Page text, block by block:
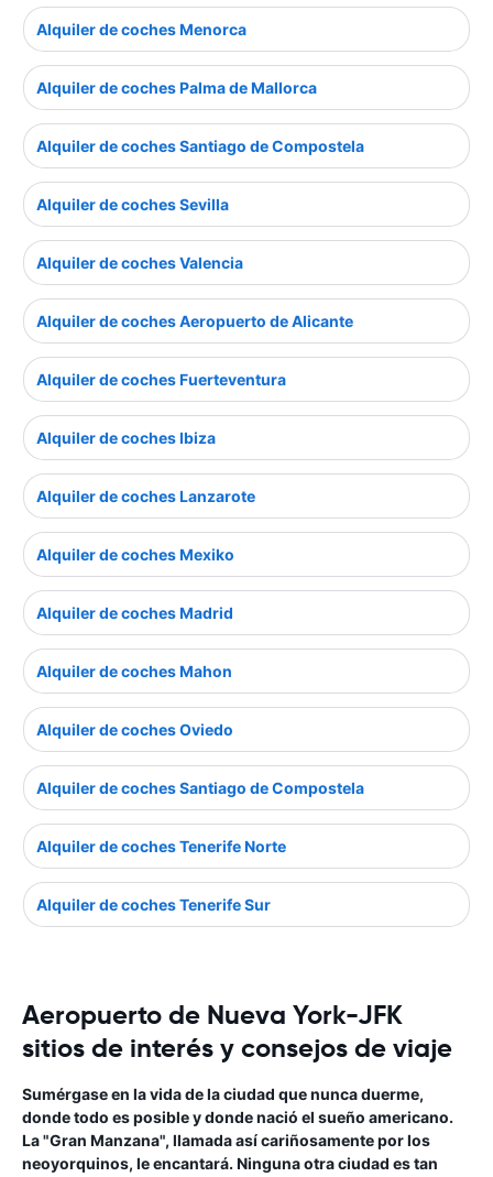
Alquiler de coches Menorca
Alquiler de coches Palma de Mallorca
Alquiler de coches Santiago de Compostela
Alquiler de coches Sevilla
Alquiler de coches Valencia
Alquiler de coches Aeropuerto de Alicante
Alquiler de coches Fuerteventura
Alquiler de coches Ibiza
Alquiler de coches Lanzarote
Alquiler de coches Mexiko
Alquiler de coches Madrid
Alquiler de coches Mahon
Alquiler de coches Oviedo
Alquiler de coches Santiago de Compostela
Alquiler de coches Tenerife Norte
Alquiler de coches Tenerife Sur
Aeropuerto de Nueva York-JFK
sitios de interés y consejos de viaje
Sumérgase en la vida de la ciudad que nunca duerme,
donde todo es posible y donde nació el sueño americano.
La "Gran Manzana", llamada así cariñosamente por los
neoyorquinos, le encantará. Ninguna otra ciudad es tan